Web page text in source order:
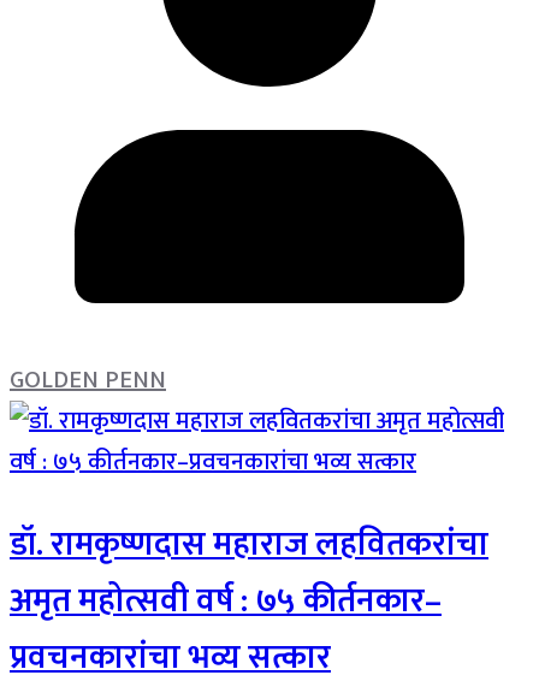
GOLDEN PENN
डॉ. रामकृष्णदास महाराज लहवितकरांचा
अमृत महोत्सवी वर्ष : ७५ कीर्तनकार–
प्रवचनकारांचा भव्य सत्कार